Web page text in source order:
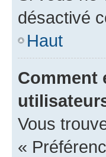
désactivé
Haut
Comment
Vous
«